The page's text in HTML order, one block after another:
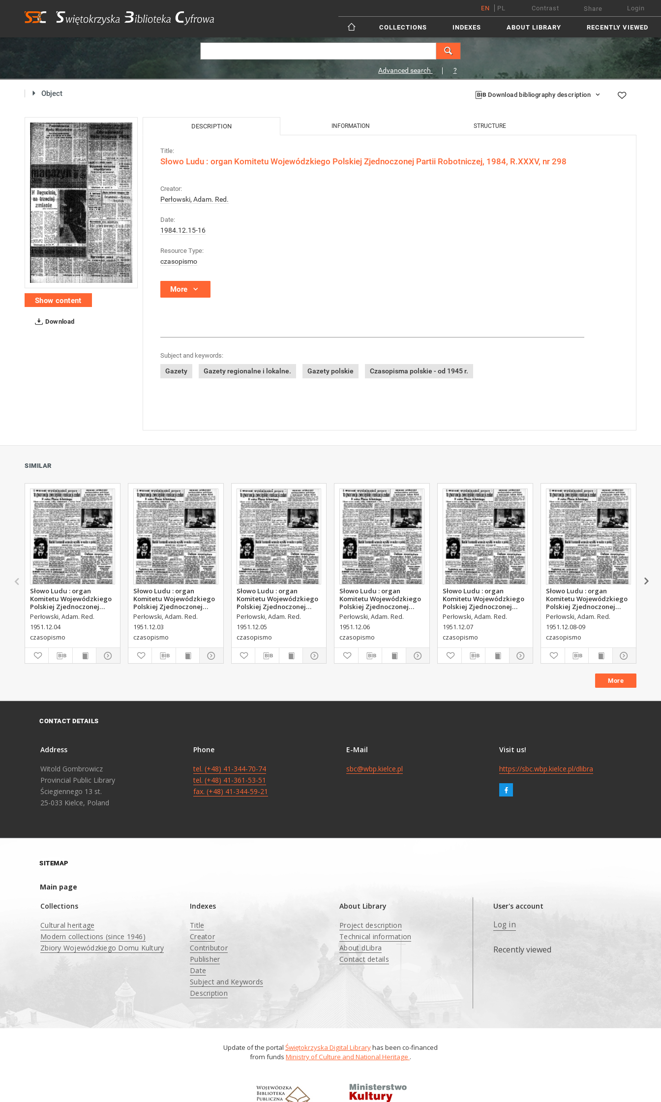
EN PL Contrast Share Login
COLLECTIONS INDEXES ABOUT LIBRARY RECENTLY VIEWED
Advanced search ?
Object Download bibliography description
Show content
Download
DESCRIPTION INFORMATION STRUCTURE
Title:
Słowo Ludu : organ Komitetu Wojewódzkiego Polskiej Zjednoczonej Partii Robotniczej, 1984, R.XXXV, nr 298
Creator:
Perłowski, Adam. Red.
Date:
1984.12.15-16
Resource Type:
czasopismo
More
Subject and keywords:
Gazety Gazety regionalne i lokalne. Gazety polskie Czasopisma polskie - od 1945 r.
SIMILAR
Słowo Ludu : organ
Komitetu Wojewódzkiego
Polskiej Zjednoczonej
Partii Robotniczej, 1951,
R.3, nr 313
Perłowski, Adam. Red.
1951.12.04
czasopismo
Słowo Ludu : organ
Komitetu Wojewódzkiego
Polskiej Zjednoczonej
Partii Robotniczej, 1951,
R.3, nr 312
Perłowski, Adam. Red.
1951.12.03
czasopismo
Słowo Ludu : organ
Komitetu Wojewódzkiego
Polskiej Zjednoczonej
Partii Robotniczej, 1951,
R.3, nr 314
Perłowski, Adam. Red.
1951.12.05
czasopismo
Słowo Ludu : organ
Komitetu Wojewódzkiego
Polskiej Zjednoczonej
Partii Robotniczej, 1951,
R.3, nr 315
Perłowski, Adam. Red.
1951.12.06
czasopismo
Słowo Ludu : organ
Komitetu Wojewódzkiego
Polskiej Zjednoczonej
Partii Robotniczej, 1951,
R.3, nr 316
Perłowski, Adam. Red.
1951.12.07
czasopismo
Słowo Ludu : organ
Komitetu Wojewódzkiego
Polskiej Zjednoczonej
Partii Robotniczej, 1951,
R.3, nr 317
Perłowski, Adam. Red.
1951.12.08-09
czasopismo
More
CONTACT DETAILS
Address
Witold Gombrowicz
Provincial Public Library
Ściegiennego 13 st.
25-033 Kielce, Poland
Phone
tel. (+48) 41-344-70-74
tel. (+48) 41-361-53-51
fax. (+48) 41-344-59-21
E-Mail
sbc@wbp.kielce.pl
Visit us!
https://sbc.wbp.kielce.pl/dlibra
SITEMAP
Main page
Collections
Cultural heritage
Modern collections (since 1946)
Zbiory Wojewódzkiego Domu Kultury
Indexes
Title
Creator
Contributor
Publisher
Date
Subject and Keywords
Description
About Library
Project description
Technical information
About dLibra
Contact details
User's account
Log in
Recently viewed
Update of the portal Świętokrzyska Digital Libraryhas been co-financed
from funds Ministry of Culture and National Heritage .